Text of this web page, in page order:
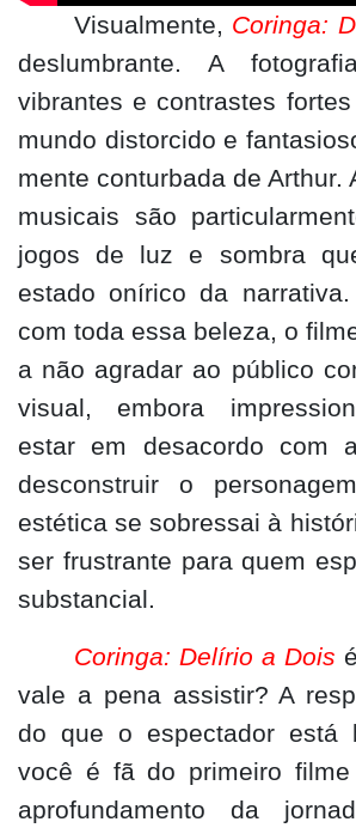
Visualmente, Coringa:
deslumbrante. A
vibrantes e contrastes
mundo distorcido e
mente conturbada de Arthur.
musicais são
jogos de luz e sombra
estado onírico da
com toda essa beleza, o
a não agradar ao público
visual, embora
estar em desacordo com
desconstruir o
estética se sobressai à
ser frustrante para quem
substancial.
Coringa: Delírio a Dois
vale a pena assistir? A
do que o espectador está
você é fã do primeiro
aprofundamento da